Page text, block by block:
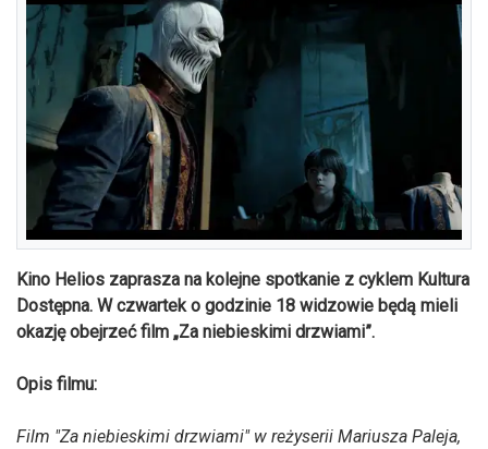
Kino Helios zaprasza na kolejne spotkanie z cyklem Kultura
Dostępna. W czwartek o godzinie 18 widzowie będą mieli
okazję obejrzeć film „Za niebieskimi drzwiami”.
Opis filmu:
Film "Za niebieskimi drzwiami" w reżyserii Mariusza Paleja,